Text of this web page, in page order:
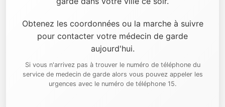
Obtenez les coordonnées ou la marche à suivre
pour contacter votre médecin de garde
aujourd'hui.
Si vous n'arrivez pas à trouver le numéro de téléphone du
service de medecin de garde alors vous pouvez appeler les
urgences avec le numéro de téléphone 15.